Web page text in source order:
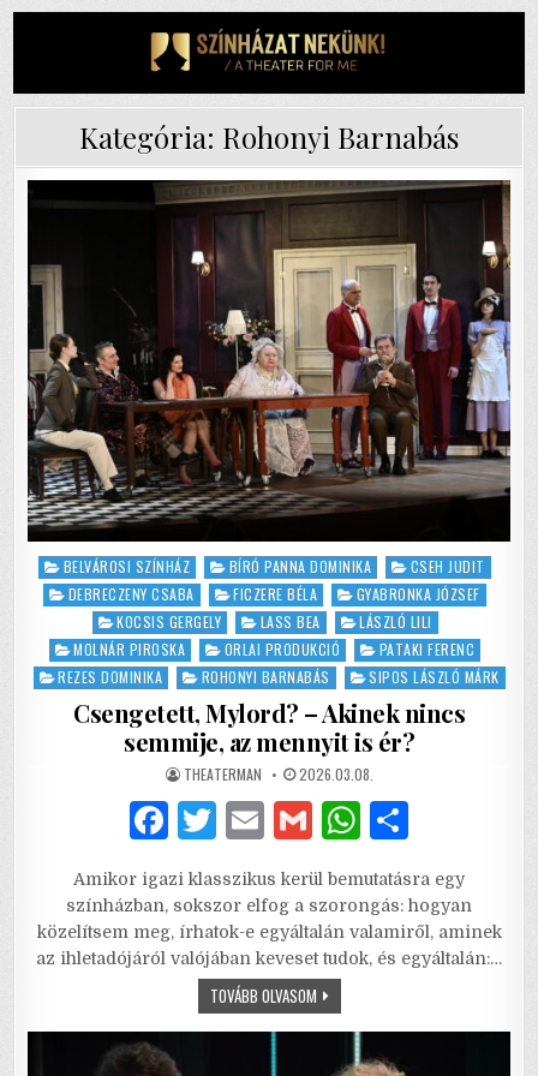
Kategória: Rohonyi Barnabás
Posted
in
BELVÁROSI SZÍNHÁZ BÍRÓ PANNA DOMINIKA
CSEH JUDIT
DEBRECZENY CSABA
FICZERE BÉLA
GYABRONKA JÓZSEF
KOCSIS GERGELY
LASS BEA
LÁSZLÓ LILI
MOLNÁR PIROSKA
ORLAI PRODUKCIÓ
PATAKI FERENC
REZES DOMINIKA
ROHONYI BARNABÁS SIPOS LÁSZLÓ MÁRK
Csengetett, Mylord? – Akinek nincs
semmije, az mennyit is ér?
AUTHOR:
THEATERMAN PUBLISHED
DATE:
2026.03.08.
F
c
e
b
T
it
te
r
E
ai
l
G
ai
l
W
at
s
A
p
ar
e
Amikor igazi klasszikus kerül bemutatásra egy
színházban, sokszor elfog a szorongás: hogyan
közelítsem meg, írhatok-e egyáltalán valamiről, aminek
az ihletadójáról valójában keveset tudok, és egyáltalán:…
TOVÁBB OLVASOMCSENGETETT,
MYLORD?
–
NINCS